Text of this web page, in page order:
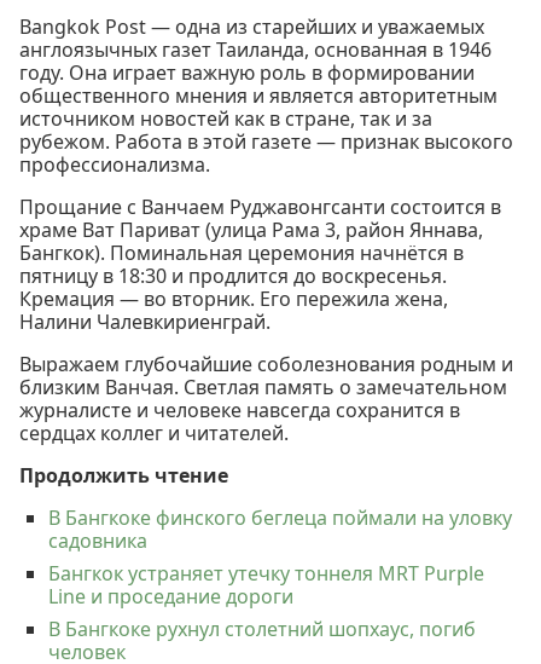
Bangkok Post — одна из старейших и уважаемых
англоязычных газет Таиланда, основанная в 1946
году. Она играет важную роль в формировании
общественного мнения и является авторитетным
источником новостей как в стране, так и за
рубежом. Работа в этой газете — признак высокого
профессионализма.
Прощание с Ванчаем Руджавонгсанти состоится в
храме Ват Париват (улица Рама 3, район Яннава,
Бангкок). Поминальная церемония начнётся в
пятницу в 18:30 и продлится до воскресенья.
Кремация — во вторник. Его пережила жена,
Налини Чалевкириенграй.
Выражаем глубочайшие соболезнования родным и
близким Ванчая. Светлая память о замечательном
журналисте и человеке навсегда сохранится в
сердцах коллег и читателей.
Продолжить чтение
В Бангкоке финского беглеца поймали на уловку
садовника
Бангкок устраняет утечку тоннеля MRT Purple
Line и проседание дороги
В Бангкоке рухнул столетний шопхаус, погиб
человек